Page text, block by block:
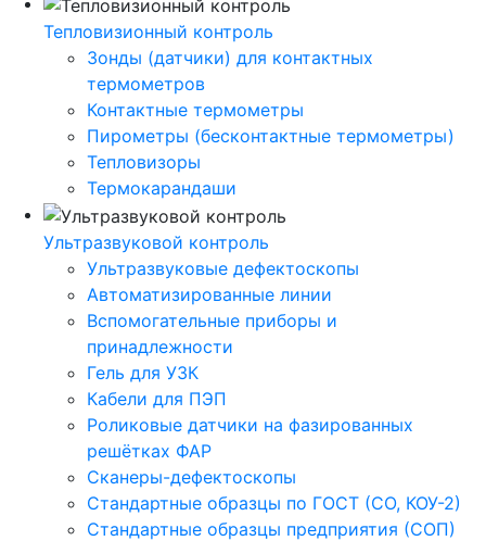
Тепловизионный контроль
Зонды (датчики) для контактных
термометров
Контактные термометры
Пирометры (бесконтактные термометры)
Тепловизоры
Термокарандаши
Ультразвуковой контроль
Ультразвуковые дефектоскопы
Автоматизированные линии
Вспомогательные приборы и
принадлежности
Гель для УЗК
Кабели для ПЭП
Роликовые датчики на фазированных
решётках ФАР
Сканеры-дефектоскопы
Стандартные образцы по ГОСТ (СО, КОУ-2)
Стандартные образцы предприятия (СОП)